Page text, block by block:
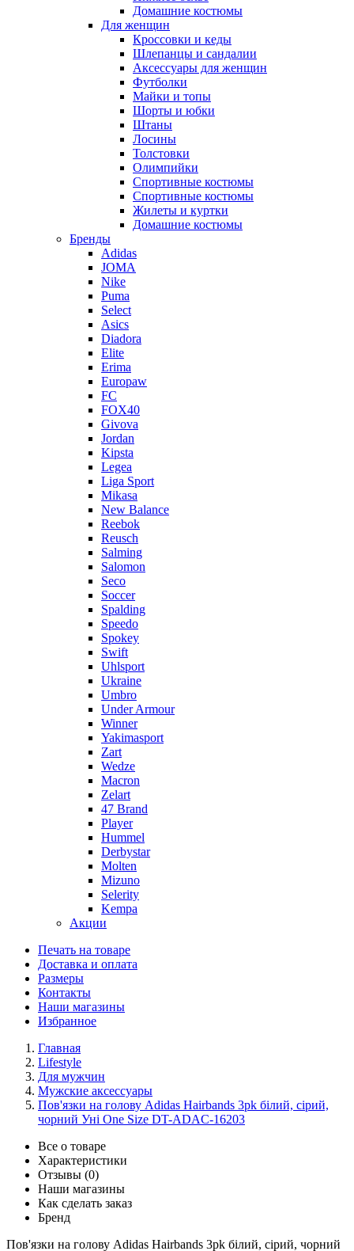
Домашние костюмы
Для женщин
Кроссовки и кеды
Шлепанцы и сандалии
Аксессуары для женщин
Футболки
Майки и топы
Шорты и юбки
Штаны
Лосины
Толстовки
Олимпийки
Спортивные костюмы
Спортивные костюмы
Жилеты и куртки
Домашние костюмы
Бренды
Adidas
JOMA
Nike
Puma
Select
Asics
Diadora
Elite
Erima
Europaw
FC
FOX40
Givova
Jordan
Kipsta
Legea
Liga Sport
Mikasa
New Balance
Reebok
Reusch
Salming
Salomon
Seco
Soccer
Spalding
Speedo
Spokey
Swift
Uhlsport
Ukraine
Umbro
Under Armour
Winner
Yakimasport
Zart
Wedze
Macron
Zelart
47 Brand
Player
Hummel
Derbystar
Molten
Mizuno
Selerity
Kempa
Акции
Печать на товаре
Доставка и оплата
Размеры
Контакты
Наши магазины
Избранное
Главная
Lifestyle
Для мужчин
Мужские аксессуары
Пов'язки на голову Adidas Hairbands 3pk білий, сірий,
чорний Уні One Size DT-ADAC-16203
Все о товаре
Характеристики
Отзывы (0)
Наши магазины
Как сделать заказ
Бренд
Пов'язки на голову Adidas Hairbands 3pk білий, сірий, чорний